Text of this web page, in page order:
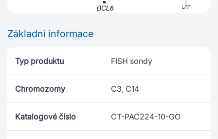
Základní informace
Typ produktu FISH sondy
Chromozomy C3, C14
Katalogové číslo CT-PAC224-10-GO